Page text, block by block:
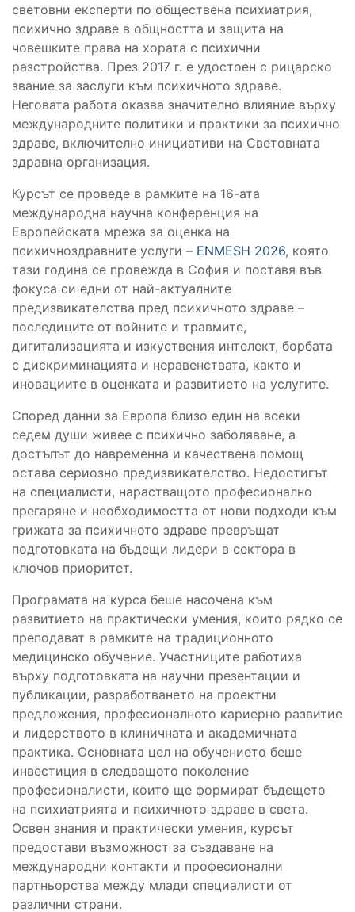
световни експерти по обществена психиатрия,
психично здраве в общността и защита на
човешките права на хората с психични
разстройства. През 2017 г. е удостоен с рицарско
звание за заслуги към психичното здраве.
Неговата работа оказва значително влияние върху
международните политики и практики за психично
здраве, включително инициативи на Световната
здравна организация.
Курсът се проведе в рамките на 16-ата
международна научна конференция на
Европейската мрежа за оценка на
психичноздравните услуги – ENMESH 2026, която
тази година се провежда в София и поставя във
фокуса си едни от най-актуалните
предизвикателства пред психичното здраве –
последиците от войните и травмите,
дигитализацията и изкуствения интелект, борбата
с дискриминацията и неравенствата, както и
иновациите в оценката и развитието на услугите.
Според данни за Европа близо един на всеки
седем души живее с психично заболяване, а
достъпът до навременна и качествена помощ
остава сериозно предизвикателство. Недостигът
на специалисти, нарастващото професионално
прегаряне и необходимостта от нови подходи към
грижата за психичното здраве превръщат
подготовката на бъдещи лидери в сектора в
ключов приоритет.
Програмата на курса беше насочена към
развитието на практически умения, които рядко се
преподават в рамките на традиционното
медицинско обучение. Участниците работиха
върху подготовката на научни презентации и
публикации, разработването на проектни
предложения, професионалното кариерно развитие
и лидерството в клиничната и академичната
практика. Основната цел на обучението беше
инвестиция в следващото поколение
професионалисти, които ще формират бъдещето
на психиатрията и психичното здраве в света.
Освен знания и практически умения, курсът
предостави възможност за създаване на
международни контакти и професионални
партньорства между млади специалисти от
различни страни.